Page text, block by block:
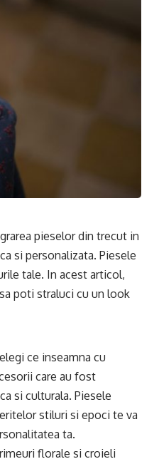
pieselor din trecut in
si personalizata. Piesele
tale. In acest articol,
poti straluci cu un look
ce inseamna cu
care au fost
si culturala. Piesele
stiluri si epoci te va
ta.
florale si croieli